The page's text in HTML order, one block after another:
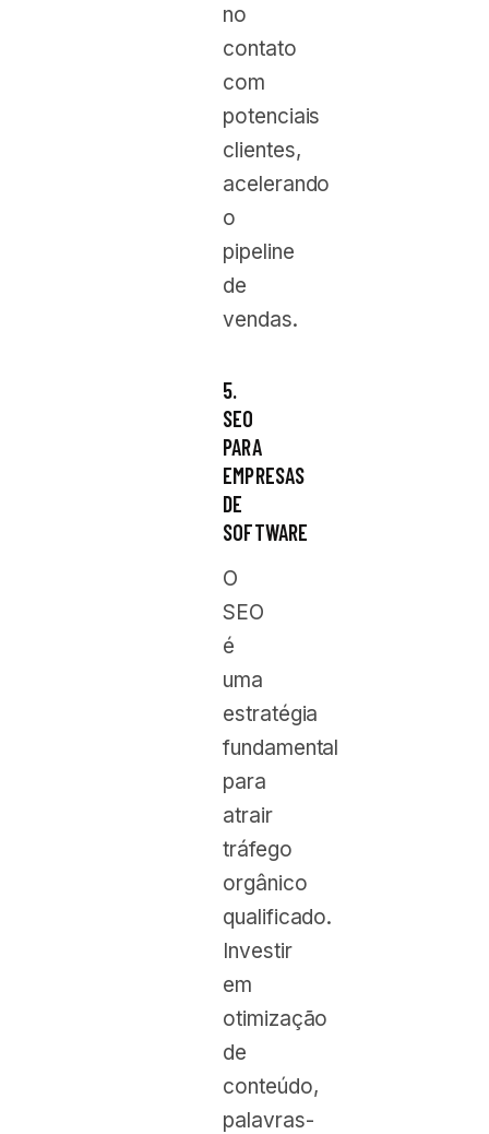
no
contato
com
potenciais
clientes,
acelerando
o
pipeline
de
vendas.
5.
SEO
PARA
EMPRESAS
DE
SOFTWARE
O
SEO
é
uma
estratégia
fundamental
para
atrair
tráfego
orgânico
qualificado.
Investir
em
otimização
de
conteúdo,
palavras-